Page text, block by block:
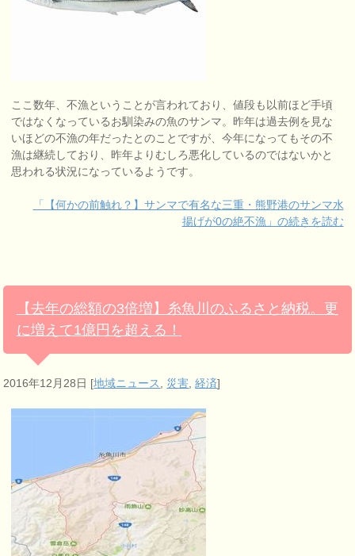
ここ数年、不漁ということが言われており、値段も以前ほど手頃
ではなくなっているお馴染みの魚のサンマ。昨年は過去例を見な
いほどの不漁の年だったとのことですが、今年になってもその不
漁は継続しており、昨年よりむしろ悪化しているのではないかと
思われる状況になっているようです。
「【何かの前触れ？】サンマで有名な三重・熊野港のサンマ水
揚げが0の絶不漁」の続きを読む
【去年の総額の3倍増】糸魚川のふるさと納税。更
に増えて1億円を超える！
2016年12月28日 [地域ニュース 災害 ,経済]